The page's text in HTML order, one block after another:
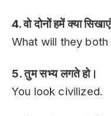
4. वो दोनों हमें क्या
What will they both
5. तुम सभ्य लगते हो।
You look civilized.